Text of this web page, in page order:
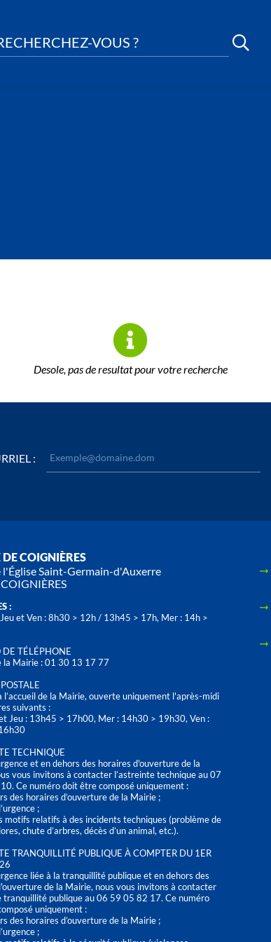
VOUS ?
Desole, pas de resultat pour votre recherche
:
COIGNIÈRES
l'Église Saint-Germain-d'Auxerre
:
et Ven : 8h30 > 12h / 13h45 > 17h, Mer : 14h >
DE TÉLÉPHONE
la Mairie : 01 30 13 17 77
l’accueil de la Mairie, ouverte uniquement l'après-midi
suivants :
Jeu : 13h45 > 17h00, Mer : 14h30 > 19h30, Ven :
TECHNIQUE
et en dehors des horaires d'ouverture de la
vous invitons à contacter l’astreinte technique au 07
Ce numéro doit être composé uniquement :
des horaires d’ouverture de la Mairie ;
;
motifs relatifs à des incidents techniques (problème de
chute d’arbres, décès d’un animal, etc.).
TRANQUILLITÉ PUBLIQUE À COMPTER DU 1ER
liée à la tranquillité publique et en dehors des
de la Mairie, nous vous invitons à contacter
tranquillité publique au 06 59 05 82 17. Ce numéro
uniquement :
des horaires d’ouverture de la Mairie ;
;